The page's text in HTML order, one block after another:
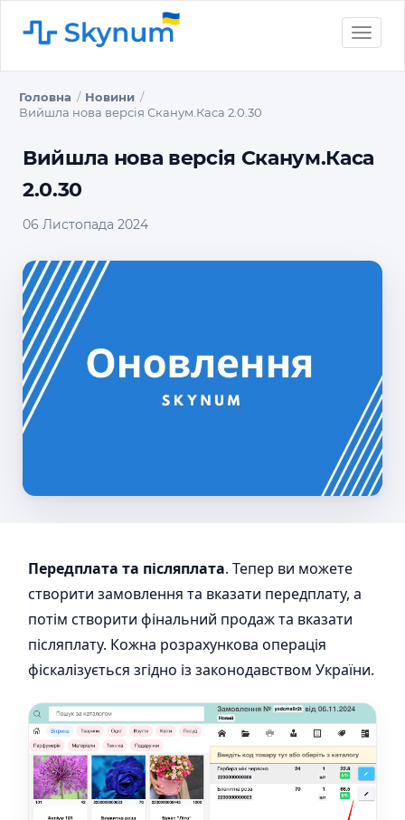
Toggle
Головна
Новини
Вийшла нова версія Сканум.Каса 2.0.30
Вийшла нова версія Сканум.Каса
2.0.30
06 Листопада 2024
Передплата та післяплата. Тепер ви можете
створити замовлення та вказати передплату, а
потім створити фінальний продаж та вказати
післяплату. Кожна розрахункова операція
фіскалізується згідно із законодавством України.